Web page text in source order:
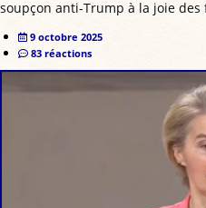
soupçon anti-Trump à la joie des
9 octobre 2025
83 réactions